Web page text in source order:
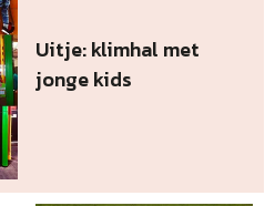
Uitje: klimhal met
jonge kids